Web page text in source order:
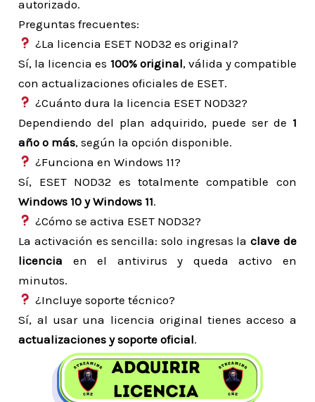
autorizado.
Preguntas frecuentes:
¿La licencia ESET NOD32 es original?
Sí, la licencia es 100% original, válida y compatible
con actualizaciones oficiales de ESET.
¿Cuánto dura la licencia ESET NOD32?
Dependiendo del plan adquirido, puede ser de 1
año o más, según la opción disponible.
¿Funciona en Windows 11?
Sí, ESET NOD32 es totalmente compatible con
Windows 10 y Windows 11.
¿Cómo se activa ESET NOD32?
La activación es sencilla: solo ingresas laclave de
licencia en el antivirus y queda activo en
minutos.
¿Incluye soporte técnico?
Sí, al usar una licencia original tienes acceso a
actualizaciones y soporte oficial.